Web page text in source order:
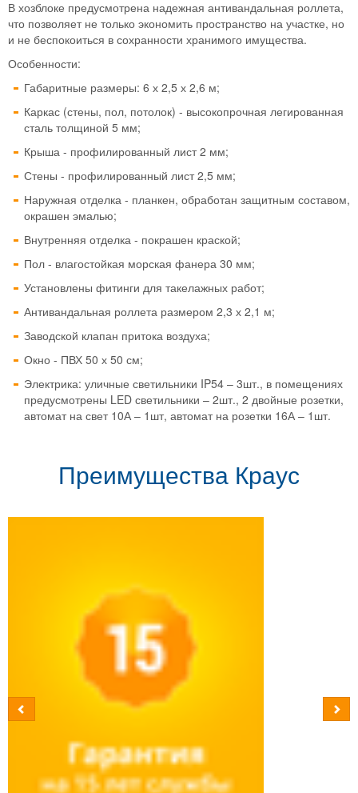
В хозблоке предусмотрена надежная антивандальная роллета,
что позволяет не только экономить пространство на участке, но
и не беспокоиться в сохранности хранимого имущества.
Особенности:
Габаритные размеры: 6 х 2,5 х 2,6 м;
Каркас (стены, пол, потолок) - высокопрочная легированная
сталь толщиной 5 мм;
Крыша - профилированный лист 2 мм;
Стены - профилированный лист 2,5 мм;
Наружная отделка - планкен, обработан защитным составом,
окрашен эмалью;
Внутренняя отделка - покрашен краской;
Пол - влагостойкая морская фанера 30 мм;
Установлены фитинги для такелажных работ;
Антивандальная роллета размером 2,3 х 2,1 м;
Заводской клапан притока воздуха;
Окно - ПВХ 50 х 50 см;
Электрика: уличные светильники IP54 – 3шт., в помещениях
предусмотрены LED светильники – 2шт., 2 двойные розетки,
автомат на свет 10А – 1шт, автомат на розетки 16А – 1шт.
Преимущества Краус